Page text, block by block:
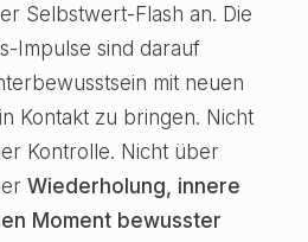
Selbstwert-Flash an. Die
Impulse sind darauf
mit neuen
Kontakt zu bringen. Nicht
Kontrolle. Nicht über
Wiederholung, innere
Moment bewusster